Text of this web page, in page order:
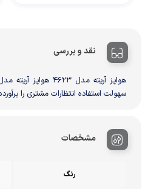
نقد و بررسی
سهولت استفاده انتظارات مشتری را
مشخصات
رنگ